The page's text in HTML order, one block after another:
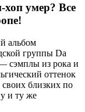
хоп умер? Все
альбом
группы Da
сэмплы из рока и
оттенок
своих близких по
и ту же